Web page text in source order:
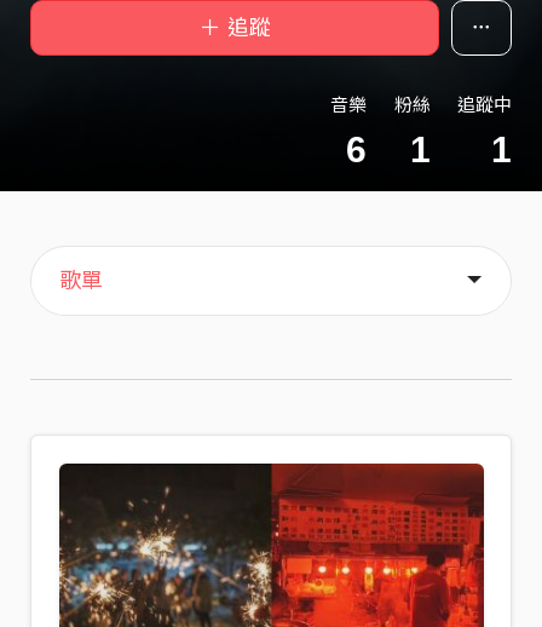
＋ 追蹤
音樂
6
粉絲
1
追蹤中
1
主頁
音樂
歌單
喜歡
關於